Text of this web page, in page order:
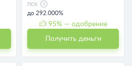
ПСК
до 292.000%
95% — одобрение
Получить деньги